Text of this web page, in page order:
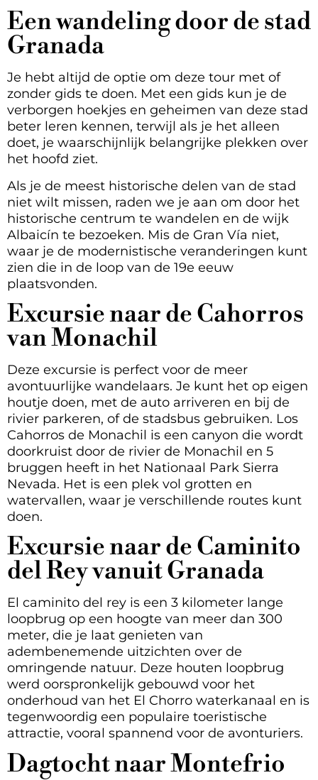
Een wandeling door de stad
Granada
Je hebt altijd de optie om deze tour met of
zonder gids te doen. Met een gids kun je de
verborgen hoekjes en geheimen van deze stad
beter leren kennen, terwijl als je het alleen
doet, je waarschijnlijk belangrijke plekken over
het hoofd ziet.
Als je de meest historische delen van de stad
niet wilt missen, raden we je aan om door het
historische centrum te wandelen en de wijk
Albaicín te bezoeken. Mis de Gran Vía niet,
waar je de modernistische veranderingen kunt
zien die in de loop van de 19e eeuw
plaatsvonden.
Excursie naar de Cahorros
van Monachil
Deze excursie is perfect voor de meer
avontuurlijke wandelaars. Je kunt het op eigen
houtje doen, met de auto arriveren en bij de
rivier parkeren, of de stadsbus gebruiken. Los
Cahorros de Monachil is een canyon die wordt
doorkruist door de rivier de Monachil en 5
bruggen heeft in het Nationaal Park Sierra
Nevada. Het is een plek vol grotten en
watervallen, waar je verschillende routes kunt
doen.
Excursie naar de Caminito
del Rey vanuit Granada
El caminito del rey is een 3 kilometer lange
loopbrug op een hoogte van meer dan 300
meter, die je laat genieten van
adembenemende uitzichten over de
omringende natuur. Deze houten loopbrug
werd oorspronkelijk gebouwd voor het
onderhoud van het El Chorro waterkanaal en is
tegenwoordig een populaire toeristische
attractie, vooral spannend voor de avonturiers.
Dagtocht naar Montefrio